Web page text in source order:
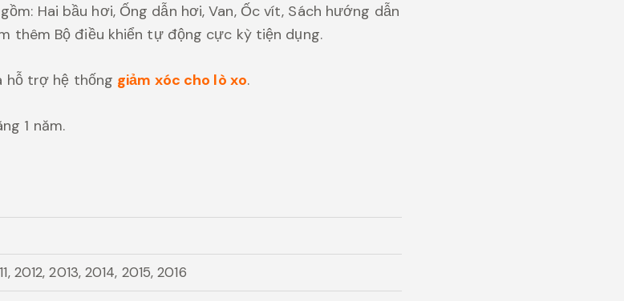
Hai bầu hơi, Ống dẫn hơi, Van, Ốc vít, Sách hướng dẫn
thêm Bộ điều khiển tự động cực kỳ tiện dụng.
trợ hệ thống giảm xóc cho lò xo.
1 năm.
2012, 2013, 2014, 2015, 2016